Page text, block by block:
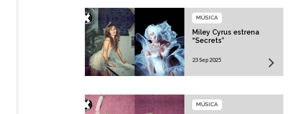
Miley Cyrus estrena
“Secrets”
MÚSICA
23 Sep 2025
MÚSICA